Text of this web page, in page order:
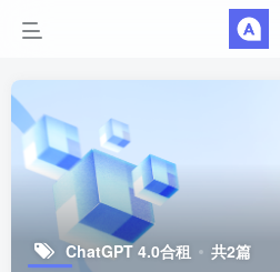
ChatGPT 4.0合租 共2篇